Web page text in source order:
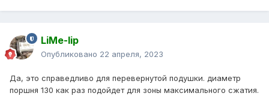
LiMe-lip
Опубликовано 22 апреля, 2023
Да, это справедливо для перевернутой подушки. диаметр
поршня 130 как раз подойдет для зоны максимального сжатия.